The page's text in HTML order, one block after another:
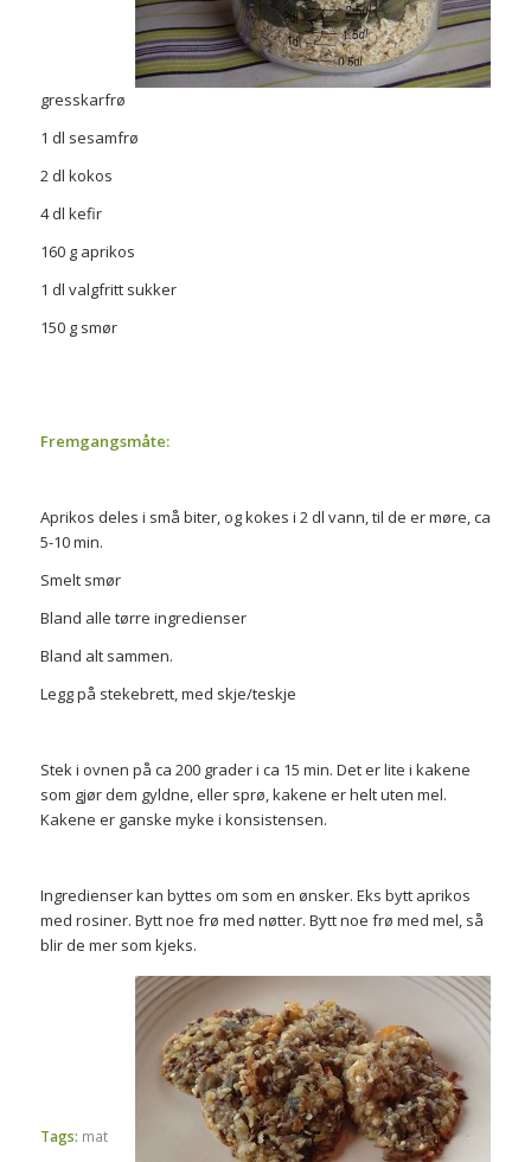
gresskarfrø
1 dl sesamfrø
2 dl kokos
4 dl kefir
160 g aprikos
1 dl valgfritt sukker
150 g smør
Fremgangsmåte:
Aprikos deles i små biter, og kokes i 2 dl vann, til de er møre, ca
5-10 min.
Smelt smør
Bland alle tørre ingredienser
Bland alt sammen.
Legg på stekebrett, med skje/teskje
Stek i ovnen på ca 200 grader i ca 15 min. Det er lite i kakene
som gjør dem gyldne, eller sprø, kakene er helt uten mel.
Kakene er ganske myke i konsistensen.
Ingredienser kan byttes om som en ønsker. Eks bytt aprikos
med rosiner. Bytt noe frø med nøtter. Bytt noe frø med mel, så
blir de mer som kjeks.
Tags: mat